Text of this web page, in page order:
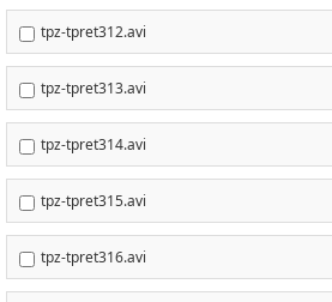
tpz-tpret312.avi
tpz-tpret313.avi
tpz-tpret314.avi
tpz-tpret315.avi
tpz-tpret316.avi